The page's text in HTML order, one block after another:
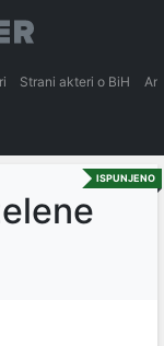
Strani akteri o BiH
ISPUNJENO